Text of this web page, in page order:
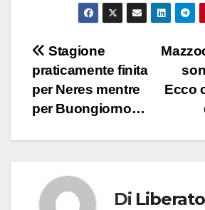
Navigazione
articoli
Ecco
Stagione
praticamente finita
per Neres mentre
per Buongiorno…
Di